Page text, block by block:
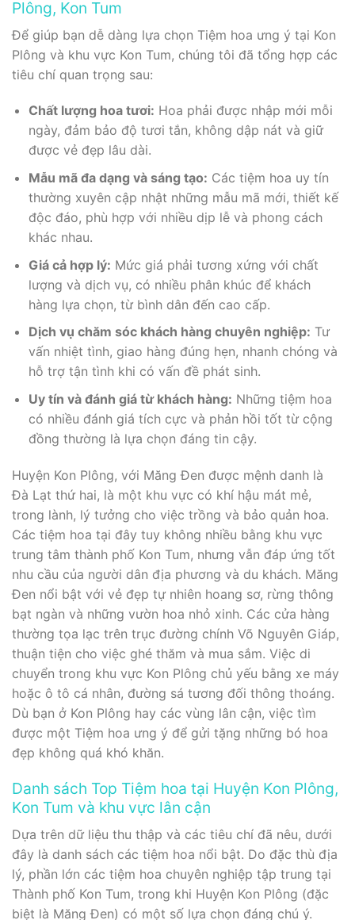
Plông, Kon Tum
Để giúp bạn dễ dàng lựa chọn Tiệm hoa ưng ý tại Kon
Plông và khu vực Kon Tum, chúng tôi đã tổng hợp các
tiêu chí quan trọng sau:
Chất lượng hoa tươi: Hoa phải được nhập mới mỗi
ngày, đảm bảo độ tươi tắn, không dập nát và giữ
được vẻ đẹp lâu dài.
Mẫu mã đa dạng và sáng tạo: Các tiệm hoa uy tín
thường xuyên cập nhật những mẫu mã mới, thiết kế
độc đáo, phù hợp với nhiều dịp lễ và phong cách
khác nhau.
Giá cả hợp lý: Mức giá phải tương xứng với chất
lượng và dịch vụ, có nhiều phân khúc để khách
hàng lựa chọn, từ bình dân đến cao cấp.
Dịch vụ chăm sóc khách hàng chuyên nghiệp: Tư
vấn nhiệt tình, giao hàng đúng hẹn, nhanh chóng và
hỗ trợ tận tình khi có vấn đề phát sinh.
Uy tín và đánh giá từ khách hàng: Những tiệm hoa
có nhiều đánh giá tích cực và phản hồi tốt từ cộng
đồng thường là lựa chọn đáng tin cậy.
Huyện Kon Plông, với Măng Đen được mệnh danh là
Đà Lạt thứ hai, là một khu vực có khí hậu mát mẻ,
trong lành, lý tưởng cho việc trồng và bảo quản hoa.
Các tiệm hoa tại đây tuy không nhiều bằng khu vực
trung tâm thành phố Kon Tum, nhưng vẫn đáp ứng tốt
nhu cầu của người dân địa phương và du khách. Măng
Đen nổi bật với vẻ đẹp tự nhiên hoang sơ, rừng thông
bạt ngàn và những vườn hoa nhỏ xinh. Các cửa hàng
thường tọa lạc trên trục đường chính Võ Nguyên Giáp,
thuận tiện cho việc ghé thăm và mua sắm. Việc di
chuyển trong khu vực Kon Plông chủ yếu bằng xe máy
hoặc ô tô cá nhân, đường sá tương đối thông thoáng.
Dù bạn ở Kon Plông hay các vùng lân cận, việc tìm
được một Tiệm hoa ưng ý để gửi tặng những bó hoa
đẹp không quá khó khăn.
Danh sách Top Tiệm hoa tại Huyện Kon Plông,
Kon Tum và khu vực lân cận
Dựa trên dữ liệu thu thập và các tiêu chí đã nêu, dưới
đây là danh sách các tiệm hoa nổi bật. Do đặc thù địa
lý, phần lớn các tiệm hoa chuyên nghiệp tập trung tại
Thành phố Kon Tum, trong khi Huyện Kon Plông (đặc
biệt là Măng Đen) có một số lựa chọn đáng chú ý.